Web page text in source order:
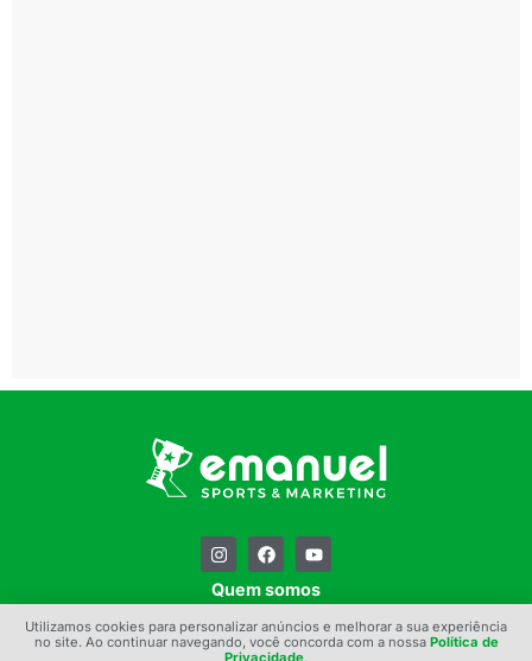
Quem somos
Contato
Utilizamos cookies para personalizar anúncios e melhorar a sua experiência
no site. Ao continuar navegando, você concorda com a nossa Política de
Privacidade.